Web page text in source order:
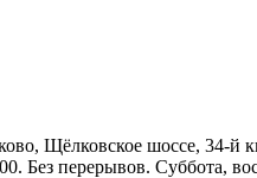
Щёлковское шоссе, 34-й
Без перерывов. Суббота,